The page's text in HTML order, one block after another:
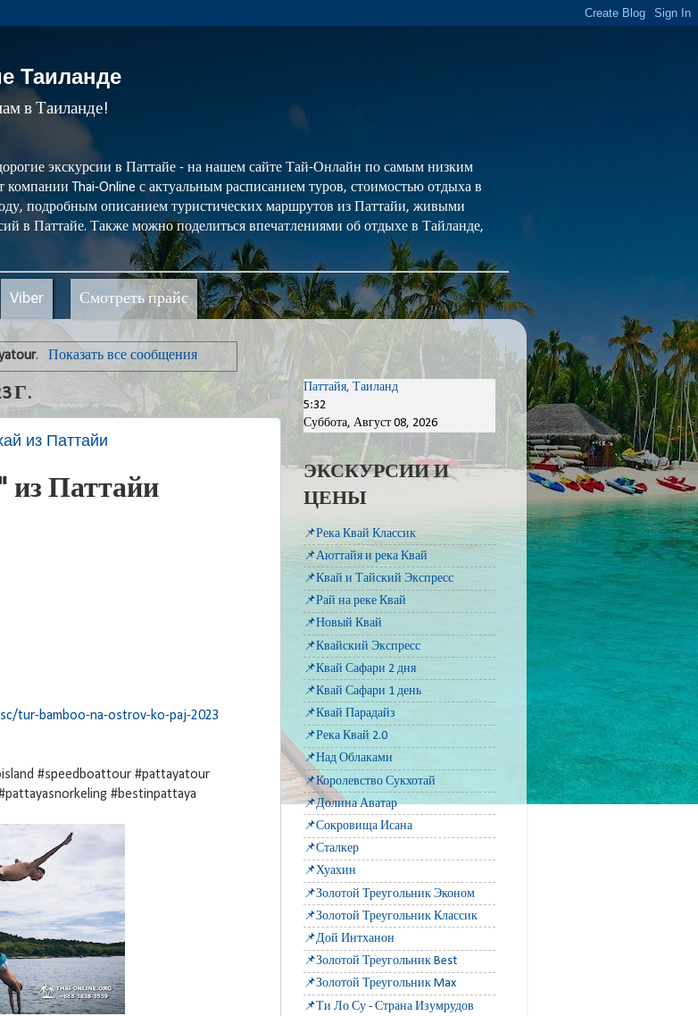
Таиланде
в Таиланде!
экскурсии в Паттайе - на нашем сайте Тай-Онлайн по самым низким
Thai-Online с актуальным расписанием туров, стоимостью отдыха в
подробным описанием туристических маршрутов из Паттайи, живыми
в Паттайе. Также можно поделиться впечатлениями об отдыхе в Тайланде,
Viber Смотреть прайс
. Показать все сообщения
Г.
из Паттайи
из Паттайи
tur-bamboo-na-ostrov-ko-paj-2023
#speedboattour #pattayatour
#bestinpattaya
Паттайя, Таиланд
5:32
Суббота, Август 08, 2026
ЭКСКУРСИИ И
ЦЕНЫ
📌Река Квай Классик
📌Аюттайя и река Квай
📌Квай и Тайский Экспресс
📌Рай на реке Квай
📌Новый Квай
📌Квайский Экспресс
📌Квай Сафари 2 дня
📌Квай Сафари 1 день
📌Квай Парадайз
📌Река Квай 2.0
📌Над Облаками
📌Королевство Сукхотай
📌Долина Аватар
📌Сокровища Исана
📌Сталкер
📌Хуахин
📌Золотой Треугольник Эконом
📌Золотой Треугольник Классик
📌Дой Интханон
📌Золотой Треугольник Best
📌Золотой Треугольник Max
📌Ти Ло Су - Страна Изумрудов